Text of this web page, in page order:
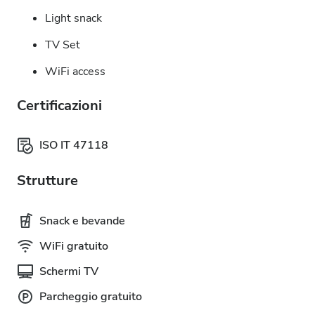
Light snack
TV Set
WiFi access
Certificazioni
ISO IT 47118
Strutture
Snack e bevande
WiFi gratuito
Schermi TV
Parcheggio gratuito